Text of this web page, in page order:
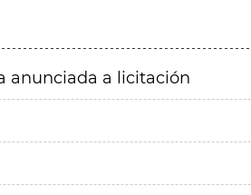
anunciada a licitación